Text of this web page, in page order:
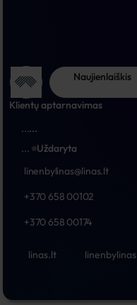
Naujienlaiškis
Klientų aptarnavimas
......
...
Uždaryta
linenbylinas@linas.lt
+370 658 00102
+370 658 00174
linas.lt linenbylinas